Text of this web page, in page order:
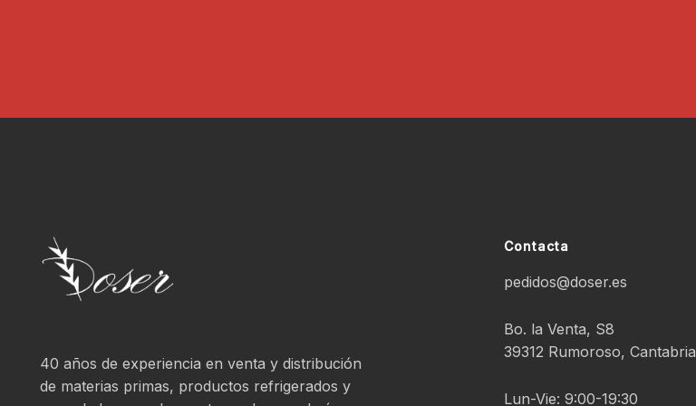
40 años de experiencia en venta y distribución
de materias primas, productos refrigerados y
Contacta
pedidos@doser.es
Bo. la Venta, S8
39312 Rumoroso, Cantabria
Lun-Vie: 9:00-19:30